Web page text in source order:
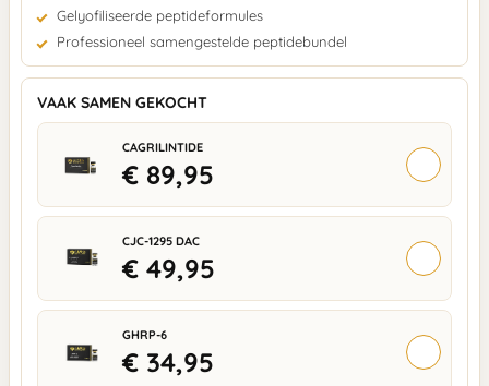
Gelyofiliseerde peptideformules
Professioneel samengestelde peptidebundel
VAAK SAMEN GEKOCHT
CAGRILINTIDE
€ 89,95
CJC-1295 DAC
€ 49,95
GHRP-6
€ 34,95